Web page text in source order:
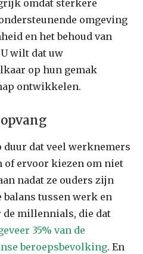
omdat sterkere
omgeving
en het behoud van
wilt dat uw
op hun gemak
ontwikkelen.
dat veel werknemers
ervoor kiezen om niet
nadat ze ouders zijn
balans tussen werk en
millennials, die dat
35% van de
beroepsbevolking. En